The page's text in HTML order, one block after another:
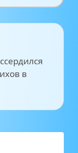
в